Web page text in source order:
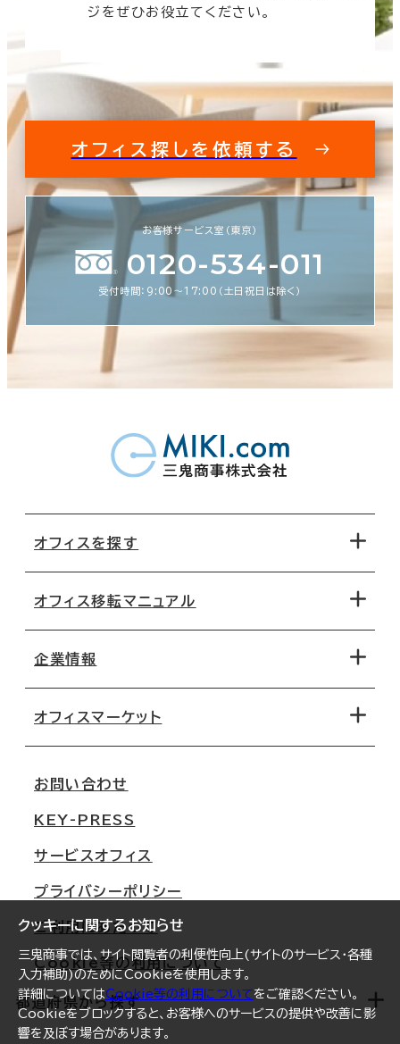
クッキーに関するお知らせ
三鬼商事では、サイト閲覧者の利便性向上(サイトのサービス・各種
入力補助)のためにCookieを使用します。
詳細についてはCookie等の利用についてをご確認ください。
Cookieをブロックすると、お客様へのサービスの提供や改善に影
響を及ぼす場合があります。
ジをぜひお役立てください。
オフィス探しを依頼する
お客様サービス室（東京）
0120-534-011
受付時間：9:00〜17:00（土日祝日は除く）
オフィスを探す
地図から探す
路線・駅から探す
オフィス移転マニュアル
移転コストシミュレーション
移転スケジュール
オフィス移転Q&A
企業情報
オフィスマーケット
大阪
名古屋
札幌
仙台
横浜
福岡
オフィスリポート
お問い合わせ
KEY-PRESS
サービスオフィス
プライバシーポリシー
ご利用にあたって
Cookie等の利用について
都道府県から探す